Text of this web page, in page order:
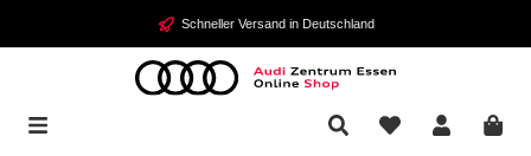
Zum Hauptinhalt springen Schneller Versand in Deutschland